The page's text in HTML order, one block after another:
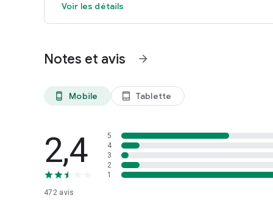
Voir les détails
Notes et avis arrow_forward
phone_android Mobile tablet_android Tablette
2,4
472avis
5
4
3
2
1